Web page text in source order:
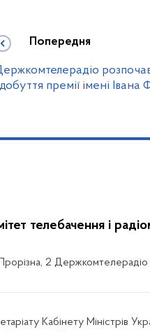
Попередня
премії імені Івана
телебачення і
2 Держкомтелерадіо
Кабінету Міністрів